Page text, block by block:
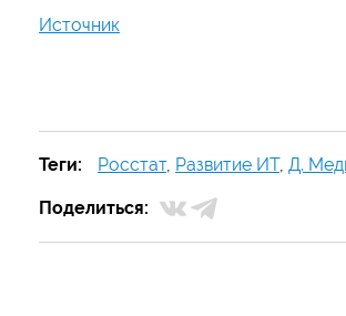
Источник
Теги: Росстат, Развитие ИТ, Д.
Поделиться: